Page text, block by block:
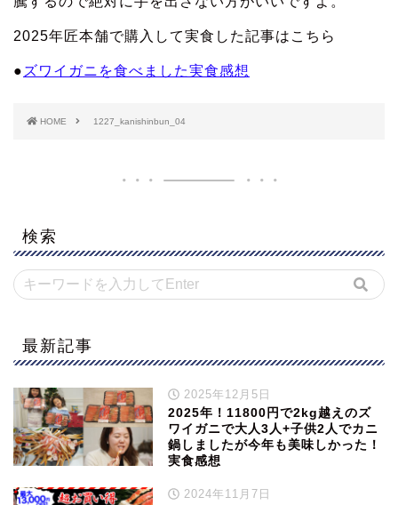
2025年匠本舗で購入して実食した記事はこちら
● ズワイガニを食べました実食感想
HOME 1227_kanishinbun_04
検索
最新記事
2025年12月5日
2025年！11800円で2kg越えのズ
ワイガニで大人3人+子供2人でカニ
鍋しましたが今年も美味しかった！
実食感想
2024年11月7日